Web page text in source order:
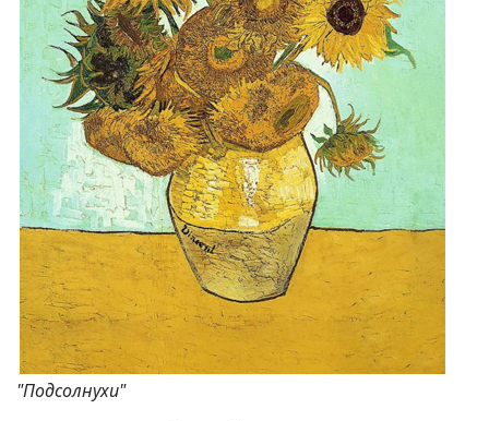
"Подсолнухи"